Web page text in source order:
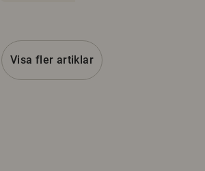
Visa fler artiklar